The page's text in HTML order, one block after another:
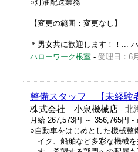
○灯油配送業務
【変更の範囲：変更なし】
＊男女共に歓迎します！！...
ハローワーク根室 - 受理日：6
整備スタッフ 【未経験
株式会社 小泉機械店 - 北
月給 267,573円 ～ 356,765円 -
○自動車をはじめとした機械整
イク、船舶など多彩な機械を